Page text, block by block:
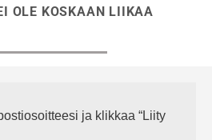
OLE KOSKAAN LIIKAA
ja klikkaa “Liity